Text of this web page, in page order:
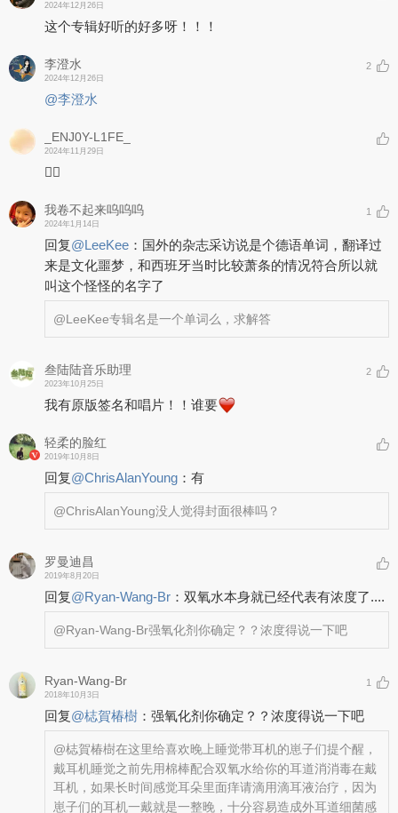
2024年12月26日
这个专辑好听的好多呀！！！
李澄水
2024年12月26日
2
@李澄水
_ENJ0Y-L1FE_
2024年11月29日
❤️‍🔥
我卷不起来呜呜呜
2024年1月14日
1
回复@LeeKee ： 国外的杂志采访说是个德语单词，翻译过
来是文化噩梦，和西班牙当时比较萧条的情况符合所以就
叫这个怪怪的名字了
@LeeKee专辑名是一个单词么，求解答
叁陆陆音乐助理
2023年10月25日
2
我有原版签名和唱片！！谁要
轻柔的脸红
2019年10月8日
回复@ChrisAlanYoung ： 有
@ChrisAlanYoung没人觉得封面很棒吗？
罗曼迪昌
2019年8月20日
回复@Ryan-Wang-Br ： 双氧水本身就已经代表有浓度了....
@Ryan-Wang-Br强氧化剂你确定？？浓度得说一下吧
Ryan-Wang-Br
2018年10月3日
1
回复@梽賀椿樹 ： 强氧化剂你确定？？浓度得说一下吧
@梽賀椿樹在这里给喜欢晚上睡觉带耳机的崽子们提个醒，
戴耳机睡觉之前先用棉棒配合双氧水给你的耳道消消毒在戴
耳机，如果长时间感觉耳朵里面痒请滴用滴耳液治疗，因为
崽子们的耳机一戴就是一整晚，十分容易造成外耳道细菌感